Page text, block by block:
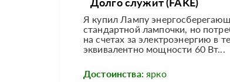
Долго служит (FAKE)
Я купил Лампу
стандартной лампочки, но
на счетах за электроэнергию в
эквивалентно мощности 60 Вт...
Достоинства: ярко